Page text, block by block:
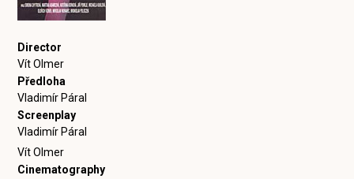
Director
Vít Olmer
Předloha
Vladimír Páral
Screenplay
Vladimír Páral
Vít Olmer
Cinematography